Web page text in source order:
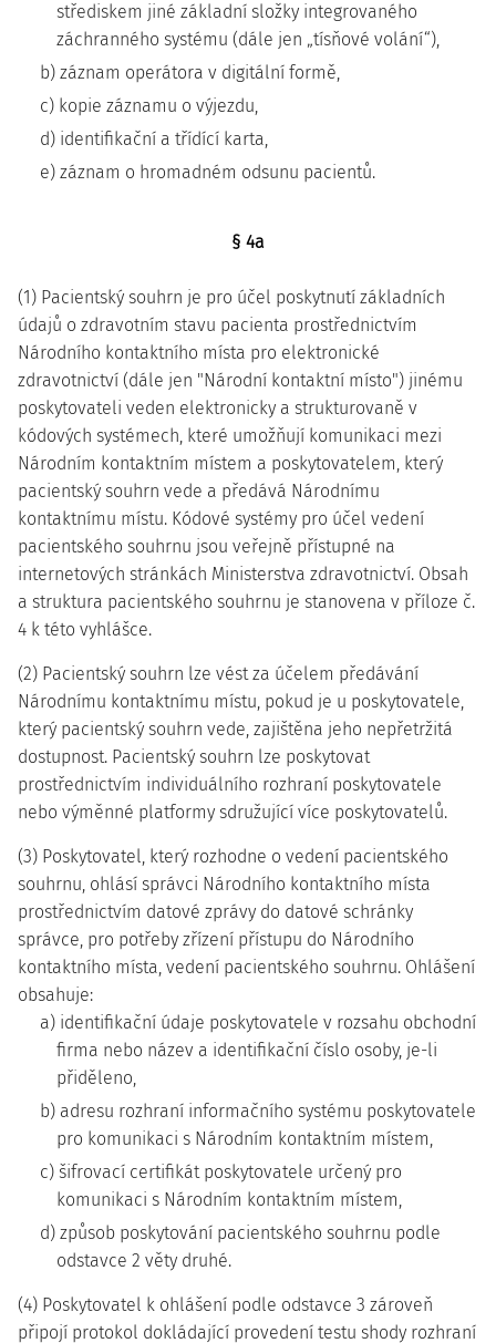
střediskem jiné základní složky integrovaného
záchranného systému (dále jen „tísňové volání“),
b) záznam operátora v digitální formě,
c) kopie záznamu o výjezdu,
d) identifikační a třídící karta,
e) záznam o hromadném odsunu pacientů.
§ 4a
(1) Pacientský souhrn je pro účel poskytnutí základních
údajů o zdravotním stavu pacienta prostřednictvím
Národního kontaktního místa pro elektronické
zdravotnictví (dále jen "Národní kontaktní místo") jinému
poskytovateli veden elektronicky a strukturovaně v
kódových systémech, které umožňují komunikaci mezi
Národním kontaktním místem a poskytovatelem, který
pacientský souhrn vede a předává Národnímu
kontaktnímu místu. Kódové systémy pro účel vedení
pacientského souhrnu jsou veřejně přístupné na
internetových stránkách Ministerstva zdravotnictví. Obsah
a struktura pacientského souhrnu je stanovena v příloze č.
4 k této vyhlášce.
(2) Pacientský souhrn lze vést za účelem předávání
Národnímu kontaktnímu místu, pokud je u poskytovatele,
který pacientský souhrn vede, zajištěna jeho nepřetržitá
dostupnost. Pacientský souhrn lze poskytovat
prostřednictvím individuálního rozhraní poskytovatele
nebo výměnné platformy sdružující více poskytovatelů.
(3) Poskytovatel, který rozhodne o vedení pacientského
souhrnu, ohlásí správci Národního kontaktního místa
prostřednictvím datové zprávy do datové schránky
správce, pro potřeby zřízení přístupu do Národního
kontaktního místa, vedení pacientského souhrnu. Ohlášení
obsahuje:
a) identifikační údaje poskytovatele v rozsahu obchodní
firma nebo název a identifikační číslo osoby, je-li
přiděleno,
b) adresu rozhraní informačního systému poskytovatele
pro komunikaci s Národním kontaktním místem,
c) šifrovací certifikát poskytovatele určený pro
komunikaci s Národním kontaktním místem,
d) způsob poskytování pacientského souhrnu podle
odstavce 2 věty druhé.
(4) Poskytovatel k ohlášení podle odstavce 3 zároveň
připojí protokol dokládající provedení testu shody rozhraní